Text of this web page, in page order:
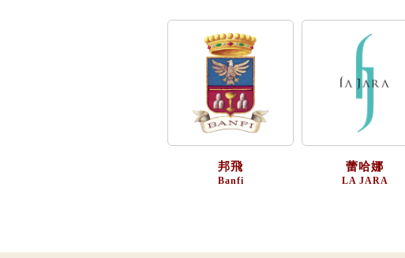
邦飛
Banfi
蕾哈娜
LA JARA